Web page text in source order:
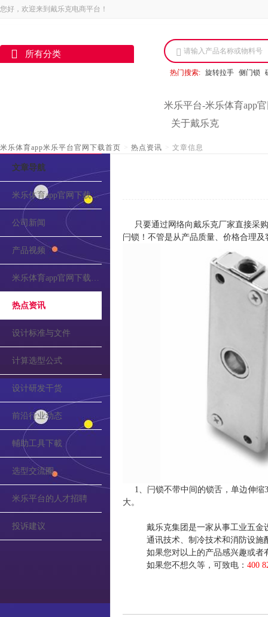
您好，欢迎来到戴乐克电商平台！
所有分类 请输入产品名称或物料号
热门搜索: 旋转拉手 侧门锁
米乐平台-米乐体育app
关于戴乐克
米乐体育app米乐平台官网下载首页 > 热点资讯 > 文章信息
文章导航
米乐体育app官网下载的介绍
公司新闻
产品视频
米乐体育app官网下载的公告
热点资讯
设计标准与文件
计算选型公式
设计研发干货
前沿行业动态
輔助工具下載
选型交流圈
米乐平台的人才招聘
投诉建议
只要通过网络向戴乐克厂家直接采
闩锁！不管是从产品质量、价格合理
1、闩锁不带中间的锁舌，单边伸
大。
戴乐克集团是一家从事工业五金
通讯技术、制冷技术和消防设
如果您对以上的产品感兴趣或者
如果您不想久等，可致电： 400